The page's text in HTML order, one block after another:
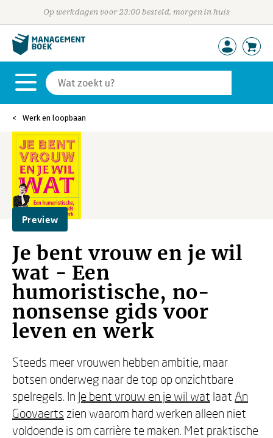
Op werkdagen voor 23:00 besteld, morgen in huis
Werk en loopbaan
Preview
Je bent vrouw en je wil
wat - Een
humoristische, no-
nonsense gids voor
leven en werk
Steeds meer vrouwen hebben ambitie, maar
botsen onderweg naar de top op onzichtbare
spelregels. In Je bent vrouw en je wil wat laat An
Goovaerts zien waarom hard werken alleen niet
voldoende is om carrière te maken. Met praktische